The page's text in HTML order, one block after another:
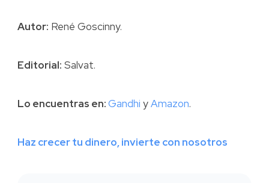
Autor: René Goscinny.
Editorial: Salvat.
Lo encuentras en:Gandhi yAmazon.
Haz crecer tu dinero, invierte con nosotros